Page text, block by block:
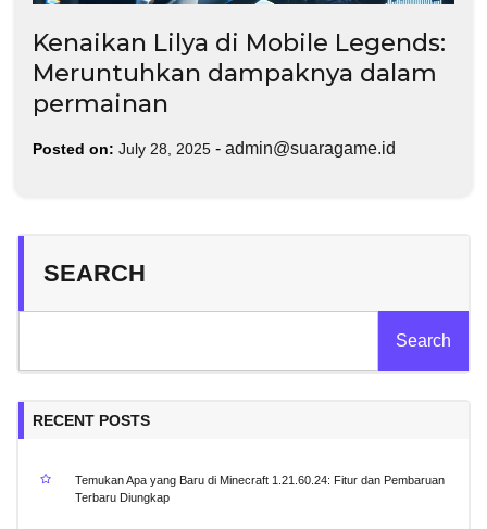
Kenaikan Lilya di Mobile Legends:
Meruntuhkan dampaknya dalam
permainan
Posted on: July 28, 2025 - admin@suaragame.id
SEARCH
Search
RECENT POSTS
Temukan Apa yang Baru di Minecraft 1.21.60.24: Fitur dan Pembaruan
Terbaru Diungkap